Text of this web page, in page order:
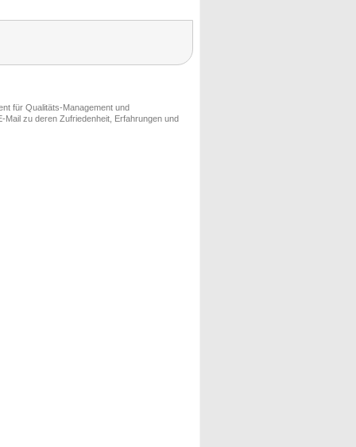
für Qualitäts-Management und
zu deren Zufriedenheit, Erfahrungen und